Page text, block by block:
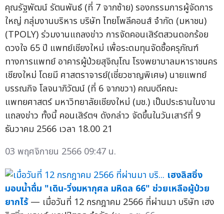
คุณรัฐพัฒน์ รัตนพันธ์ (ที่ 7 จากซ้าย) รองกรรมการผู้จัดการ
ใหญ่ กลุ่มงานบริหาร บริษัท ไทยโพลีคอนส์ จำกัด (มหาชน)
(TPOLY) ร่วมงานแถลงข่าว การจัดคอนเสิร์ตสวนดอกร้อย
ดวงใจ 65 ปี แพทย์เชียงใหม่ เพื่อระดมทุนจัดซื้อครุภัณฑ์
ทางการแพทย์ อาคารผู้ป่วยสุจิณฺโณ โรงพยาบาลมหาราชนคร
เชียงใหม่ โดยมี ศาสตราจารย์(เชี่ยวชาญพิเศษ) นายแพทย์
บรรณกิจ โลจนาภิวัฒน์ (ที่ 6 จากขวา) คณบดีคณะ
แพทยศาสตร์ มหาวิทยาลัยเชียงใหม่ (มช.) เป็นประธานในงาน
แถลงข่าว ทั้งนี้ คอนเสิร์ตฯ ดังกล่าว จัดขึ้นในวันเสาร์ที่ 9
ธันวาคม 2566 เวลา 18.00 21
03 พฤศจิกายน 2566 09:47 น.
เฮงลิสซิ่ง
มอบน้ำดื่ม "เดิน-วิ่งมหากุศล มหิดล 66" ช่วยเหลือผู้ป่วย
ยากไร้ — เมื่อวันที่ 12 กรกฎาคม 2566 ที่ผ่านมา บริษัท เฮง